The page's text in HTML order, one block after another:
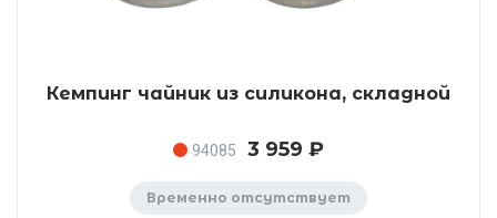
Кемпинг чайник из силикона, складной
94085 3 959 ₽
Временно отсутствует